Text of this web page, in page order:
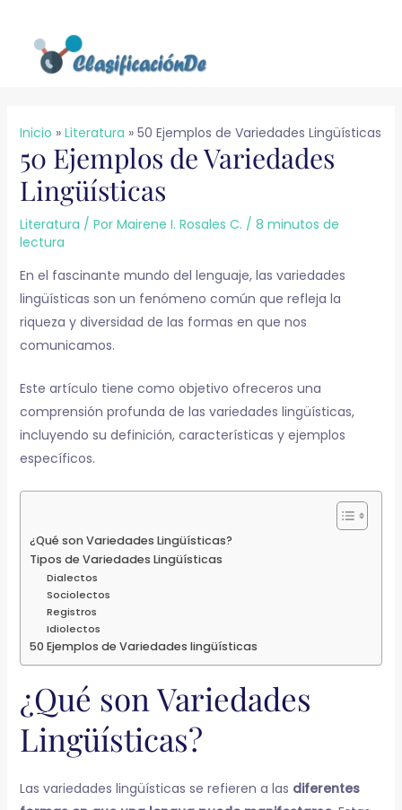
contenido
Inicio Literatura 50 Ejemplos de Variedades Lingüísticas
50 Ejemplos de Variedades
Lingüísticas
Literatura / Por Mairene I. Rosales C. / 8 minutos de
lectura
En el fascinante mundo del lenguaje, las variedades
lingüísticas son un fenómeno común que refleja la
riqueza y diversidad de las formas en que nos
comunicamos.
Este artículo tiene como objetivo ofreceros una
comprensión profunda de las variedades lingüísticas,
incluyendo su definición, características y ejemplos
específicos.
¿Qué son Variedades Lingüísticas?
Tipos de Variedades Lingüísticas
Dialectos
Sociolectos
Registros
Idiolectos
50 Ejemplos de Variedades lingüísticas
¿Qué son Variedades
Lingüísticas?
Las variedades lingüísticas se refieren a las diferentes